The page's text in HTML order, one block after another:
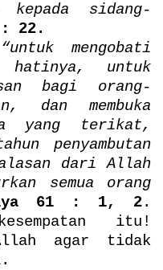
kepada sidang-
: 22.
“untuk mengobati
hatinya, untuk
bagi orang-
dan membuka
yang terikat,
penyambutan
dari Allah
semua orang
61 : 1, 2.
itu!
agar tidak